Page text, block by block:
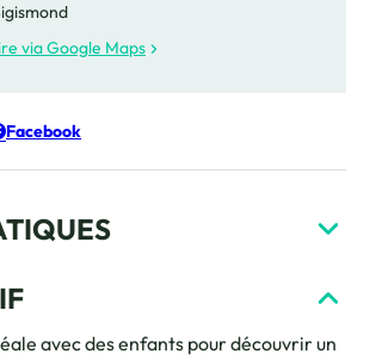
avec des enfants pour découvrir un
via Google Maps
Facebook